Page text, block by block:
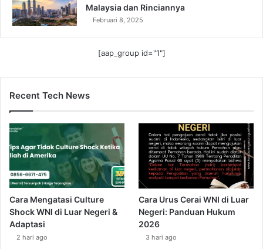
Malaysia dan Rinciannya
Februari 8, 2025
[aap_group id="1"]
Recent Tech News
Cara Mengatasi Culture
Shock WNI di Luar Negeri &
Adaptasi
2 hari ago
Cara Urus Cerai WNI di Luar
Negeri: Panduan Hukum
2026
3 hari ago